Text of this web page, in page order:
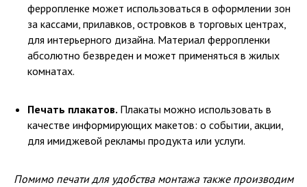
ферропленке может использоваться в оформлении зон
за кассами, прилавков, островков в торговых центрах,
для интерьерного дизайна. Материал ферропленки
абсолютно безвреден и может применяться в жилых
комнатах.
Печать плакатов. Плакаты можно использовать в
качестве информирующих макетов: о событии, акции,
для имиджевой рекламы продукта или услуги.
Помимо печати для удобства монтажа также производим